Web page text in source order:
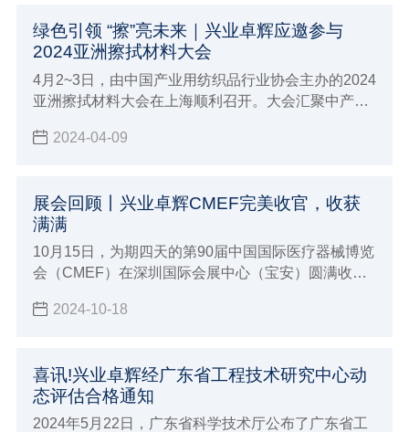
绿色引领 “擦”亮未来｜兴业卓辉应邀参与
2024亚洲擦拭材料大会
4月2~3日，由中国产业用纺织品行业协会主办的2024
亚洲擦拭材料大会在上海顺利召开。大会汇聚中产协
地业内专业人士的参与，对行业进行了全方位、多层
2024-04-09
展会回顾丨兴业卓辉CMEF完美收官，收获
满满
10月15日，为期四天的第90届中国国际医疗器械博览
会（CMEF）在深圳国际会展中心（宝安）圆满收
及一百四十余个国家和地区的专业观众，共同见证了
2024-10-18
喜讯!兴业卓辉经广东省工程技术研究中心动
态评估合格通知
2024年5月22日，广东省科学技术厅公布了广东省工